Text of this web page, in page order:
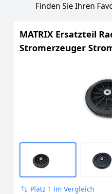
Finden Sie Ihren
MATRIX Ersatzteil
Stromerzeuger
Platz 1 im Vergleich